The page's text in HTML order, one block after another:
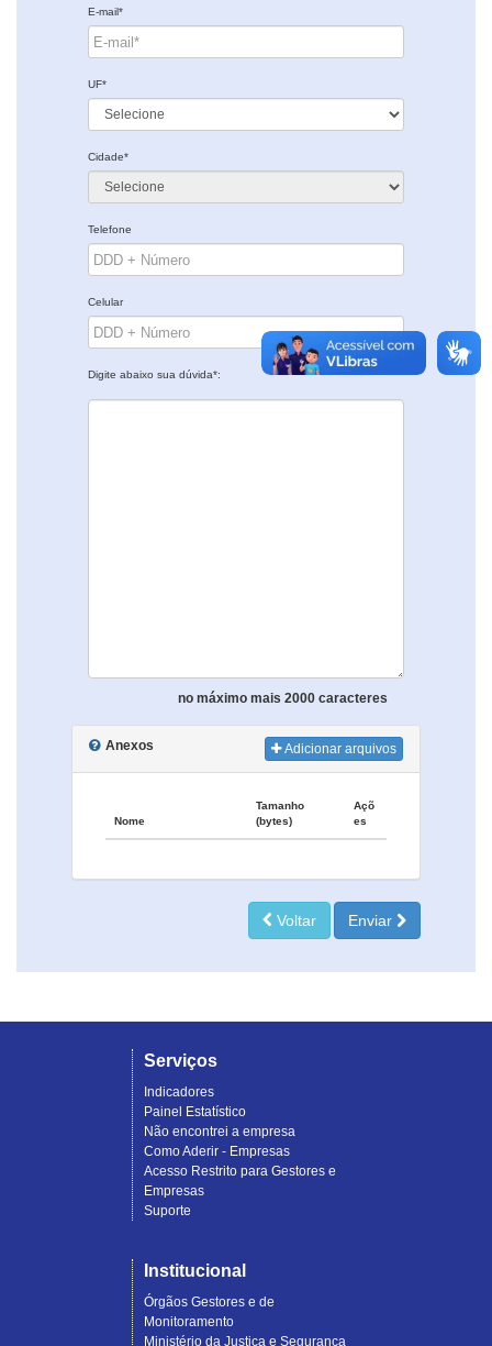
E-mail*
UF*
Cidade*
Telefone
Celular
Digite abaixo sua dúvida*:
no máximo mais 2000 caracteres
Anexos Adicionar arquivos
Nome
Tamanho
(bytes)
Açõ
es
Voltar Enviar
Serviços
Indicadores
Painel Estatístico
Não encontrei a empresa
Como Aderir - Empresas
Acesso Restrito para Gestores e
Empresas
Suporte
Institucional
Órgãos Gestores e de
Monitoramento
Ministério da Justiça e Segurança